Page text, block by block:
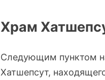
Храм
Следующим пунктом
Хатшепсут,